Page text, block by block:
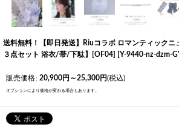
送料無料！【即日発送】Riuコラボ ロマンティックニ
３点セット 浴衣/帯/下駄】[OF04] [Y-9440-nz-dzm-
販売価格: 20,900円 ～25,300円(税込)
オプションにより価格が変わる場合もあります。